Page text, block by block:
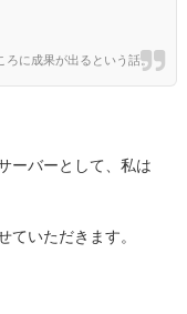
に成果が出るという話。
ーバーとして、私は
ていただきます。